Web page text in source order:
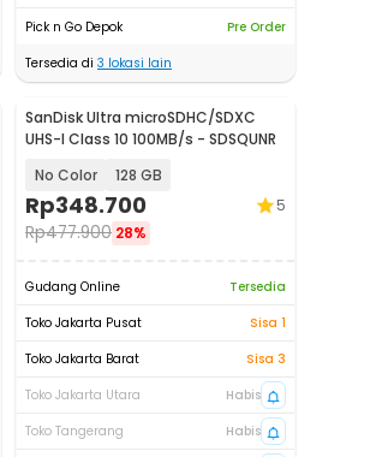
Pick n Go Depok
Pre Order
Tersedia di 3 lokasi lain
SanDisk Ultra microSDHC/SDXC
UHS-I Class 10 100MB/s - SDSQUNR
No Color
128 GB
Rp348.700
Rp477.900 28%
5
Gudang Online
Tersedia
Toko Jakarta Pusat
Sisa 1
Toko Jakarta Barat
Sisa 3
Toko Jakarta Utara
Habis
Toko Tangerang
Habis